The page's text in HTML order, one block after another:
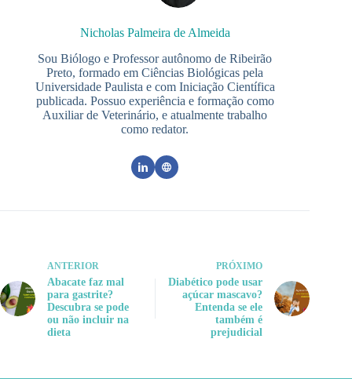
Nicholas Palmeira de Almeida
Sou Biólogo e Professor autônomo de Ribeirão
Preto, formado em Ciências Biológicas pela
Universidade Paulista e com Iniciação Científica
publicada. Possuo experiência e formação como
Auxiliar de Veterinário, e atualmente trabalho
como redator.
ANTERIOR
Abacate faz mal
para gastrite?
Descubra se pode
ou não incluir na
dieta
PRÓXIMO
Diabético pode usar
açúcar mascavo?
Entenda se ele
também é
prejudicial